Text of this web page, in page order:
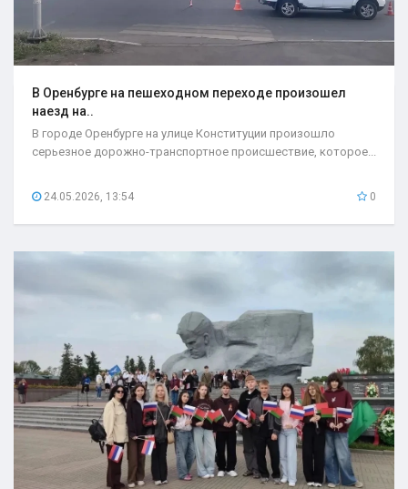
В Оренбурге на пешеходном переходе произошел
наезд на..
В городе Оренбурге на улице Конституции произошло
серьезное дорожно-транспортное происшествие, которое...
24.05.2026, 13:54 0